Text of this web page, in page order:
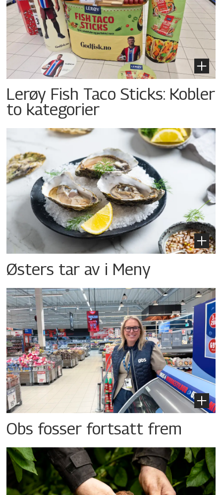
Lerøy Fish Taco Sticks: Kobler
to kategorier
Østers tar av i Meny
Obs fosser fortsatt frem